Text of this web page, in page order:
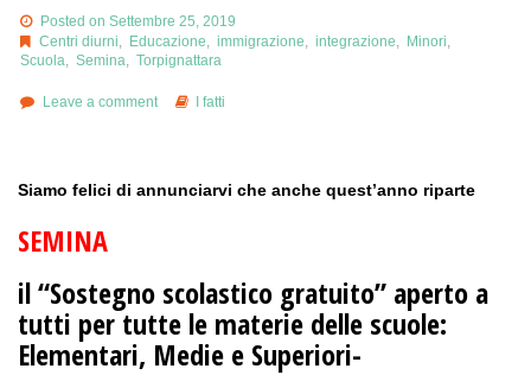
Posted on Settembre 25, 2019
Centri diurni
Educazione immigrazione integrazione Minori
Scuola
Semina Torpignattara
Leave a comment I fatti
Siamo felici di annunciarvi che anche quest’anno riparte
SEMINA
il“Sostegno scolastico gratuito” aperto a
tutti per tutte le materie delle scuole:
Elementari, Medie e Superiori-